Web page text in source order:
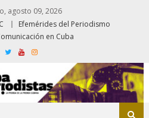
agosto 09, 2026
Efemérides del Periodismo
en Cuba